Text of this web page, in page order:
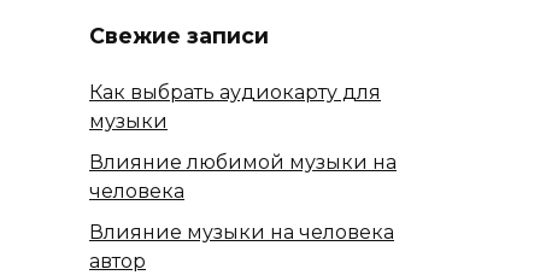
Свежие записи
Как выбрать аудиокарту для
музыки
Влияние любимой музыки на
человека
Влияние музыки на человека
автор